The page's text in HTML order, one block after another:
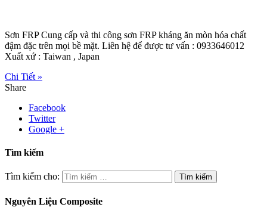
Sơn FRP Cung cấp và thi công sơn FRP kháng ăn mòn hóa chất
đậm đặc trên mọi bề mặt. Liên hệ để được tư vấn : 0933646012
Xuất xứ : Taiwan , Japan
Chi Tiết »
Share
Facebook
Twitter
Google +
Tìm kiếm
Tìm kiếm cho:
Nguyên Liệu Composite